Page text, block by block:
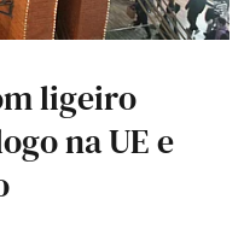
ligeiro
na UE e